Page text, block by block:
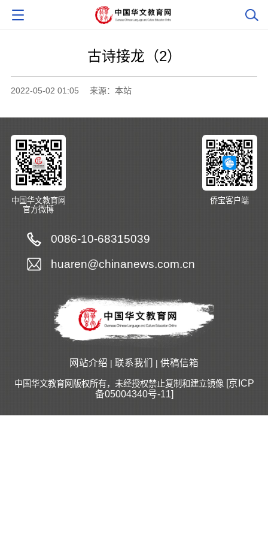
古诗接龙（2）
2022-05-02 01:05 来源：本站
中国华文教育网
官方微博
侨宝客户端
0086-10-68315039
huaren@chinanews.com.cn
网站介绍 | 联系我们 | 供稿信箱
中国华文教育网版权所有，未经授权禁止复制和建立镜像 [京ICP
备05004340号-11]